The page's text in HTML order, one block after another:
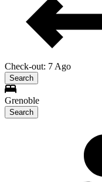
Check-out: 7 Ago
Search
Grenoble
Search